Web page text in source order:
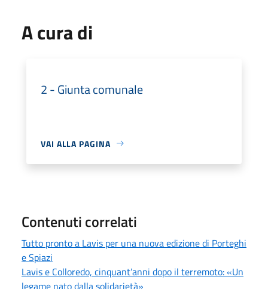
A cura di
2 - Giunta comunale
VAI ALLA PAGINA
Contenuti correlati
Tutto pronto a Lavis per una nuova edizione di Porteghi
e Spiazi
Lavis e Colloredo, cinquant’anni dopo il terremoto: «Un
legame nato dalla solidarietà»